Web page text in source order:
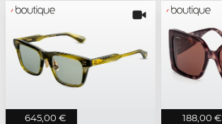
645,00 € 188,00 €